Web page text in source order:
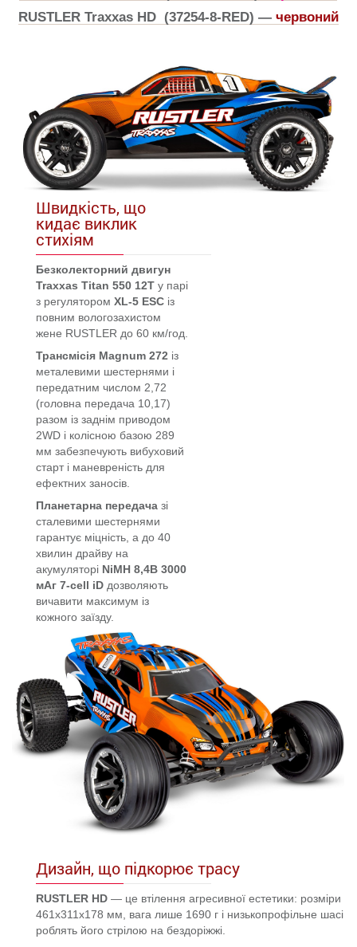
RUSTLER Traxxas HD (37254-8-RED) — червоний
Швидкість, що
кидає виклик
стихіям
Безколекторний двигун
Traxxas Titan 550 12Tу парі
з регулятором XL-5 ESCіз
повним вологозахистом
жене RUSTLER до 60 км/год.
Трансмісія Magnum 272із
металевими шестернями і
передатним числом 2,72
(головна передача 10,17)
разом із заднім приводом
2WD і колісною базою 289
мм забезпечують вибуховий
старт і маневреність для
ефектних заносів.
Планетарна передачазі
сталевими шестернями
гарантує міцність, а до 40
хвилин драйву на
акумуляторі NiMH 8,4В 3000
мАг 7-cell iDдозволяють
вичавити максимум із
кожного заїзду.
Дизайн, що підкорює трасу
RUSTLER HD— це втілення агресивної естетики: розміри
461x311x178 мм, вага лише 1690 г і низькопрофільне шасі
роблять його стрілою на бездоріжжі.